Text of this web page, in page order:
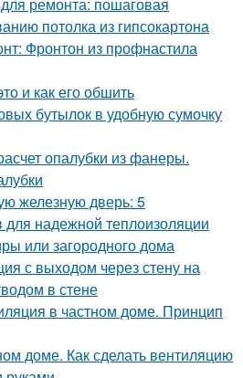
потолка из гипсокартона
Фронтон из профнастила
и как его обшить
бутылок в удобную сумочку
опалубки из фанеры.
железную дверь: 5
надежной теплоизоляции
или загородного дома
с выходом через стену на
в стене
в частном доме. Принцип
доме. Как сделать вентиляцию